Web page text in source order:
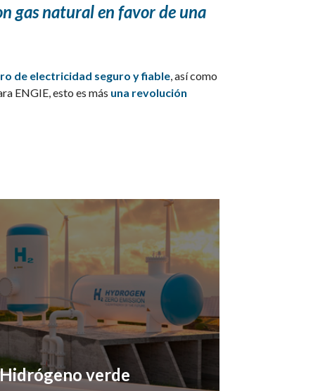
gas natural en favor de una
de electricidad seguro y fiable, así como
ENGIE, esto es más una revolución
verde